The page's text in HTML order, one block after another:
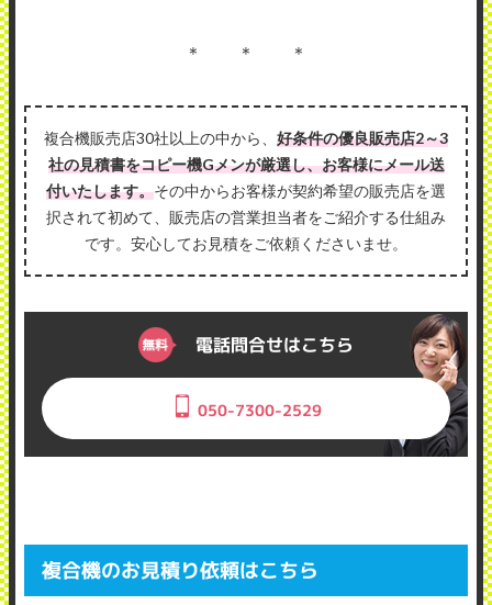
＊ ＊ ＊
複合機販売店30社以上の中から、 好条件の優良販売店2～3
社の見積書をコピー機Gメンが厳選し、お客様にメール送
付いたします。その中からお客様が契約希望の販売店を選
択されて初めて、販売店の営業担当者をご紹介する仕組み
です。安心してお見積をご依頼くださいませ。
電話問合せはこちら
050-7300-2529
複合機のお見積り依頼はこちら